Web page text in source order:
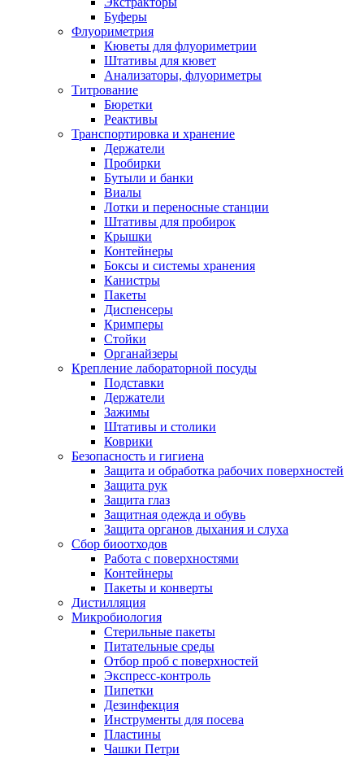
Буферы
Флуориметрия
Кюветы для флуориметрии
Штативы для кювет
Анализаторы, флуориметры
Титрование
Бюретки
Реактивы
Транспортировка и хранение
Держатели
Пробирки
Бутыли и банки
Виалы
Лотки и переносные станции
Штативы для пробирок
Крышки
Контейнеры
Боксы и системы хранения
Канистры
Пакеты
Диспенсеры
Кримперы
Стойки
Органайзеры
Крепление лабораторной посуды
Подставки
Держатели
Зажимы
Штативы и столики
Коврики
Безопасность и гигиена
Защита и обработка рабочих поверхностей
Защита рук
Защита глаз
Защитная одежда и обувь
Защита органов дыхания и слуха
Сбор биоотходов
Работа с поверхностями
Контейнеры
Пакеты и конверты
Дистилляция
Микробиология
Стерильные пакеты
Питательные среды
Отбор проб с поверхностей
Экспресс-контроль
Пипетки
Дезинфекция
Инструменты для посева
Пластины
Чашки Петри